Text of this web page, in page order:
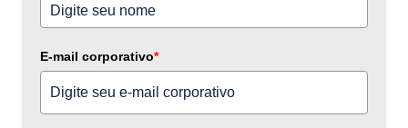
E-mail corporativo*